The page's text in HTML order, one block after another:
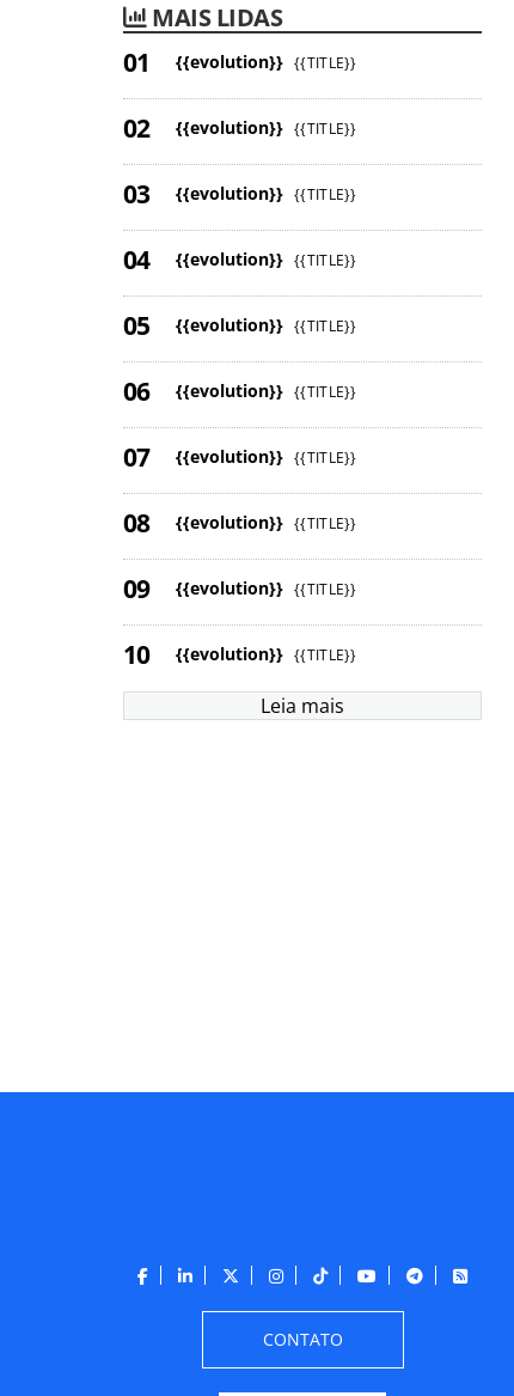
MAIS LIDAS
{{evolution}} {{TITLE}}
{{evolution}} {{TITLE}}
{{evolution}} {{TITLE}}
{{evolution}} {{TITLE}}
{{evolution}} {{TITLE}}
{{evolution}} {{TITLE}}
{{evolution}} {{TITLE}}
{{evolution}} {{TITLE}}
{{evolution}} {{TITLE}}
{{evolution}} {{TITLE}}
Leia mais
CONTATO